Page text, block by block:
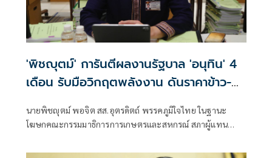
'พิชญุตม์' การันตีผลงานรัฐบาล 'อนุทิน' 4
เดือน รับมือวิกฤตพลังงาน ดันราคาข้าว-
ช่วยลดต้นทุน-ขยายตลาดโลก
นายพิชญุตม์ พอจิต สส.อุตรดิตถ์ พรรคภูมิใจไทย ในฐานะ
โฆษกคณะกรรมมาธิการการเกษตรและสหกรณ์ สภาผู้แทน
รัฐบาลภายใต้การนำของนายอนุทิน ชาญวีรกูล นายกรัฐมนตรี